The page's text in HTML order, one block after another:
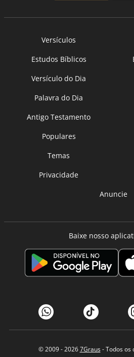
Versículos
Estudos Bíblicos
Versículo do Dia
Palavra do Dia
Antigo Testamento
Populares
Temas
Privacidade
Anuncie
Baixe nosso
© 2009 - 20267Graus- Todos os